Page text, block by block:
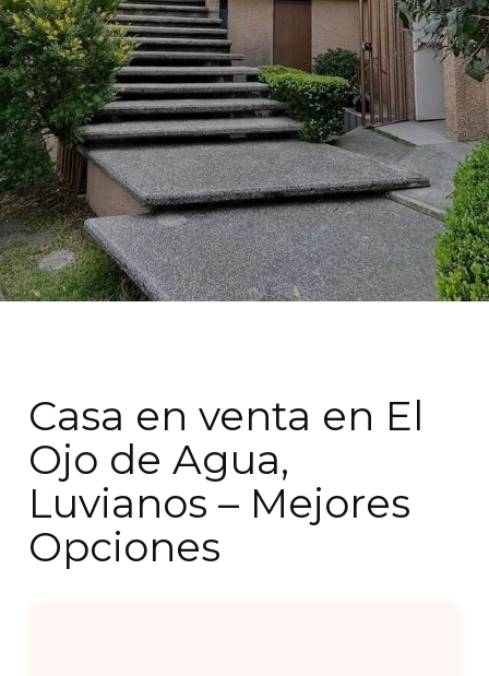
Casa en venta en El
Ojo de Agua,
Luvianos – Mejores
Opciones